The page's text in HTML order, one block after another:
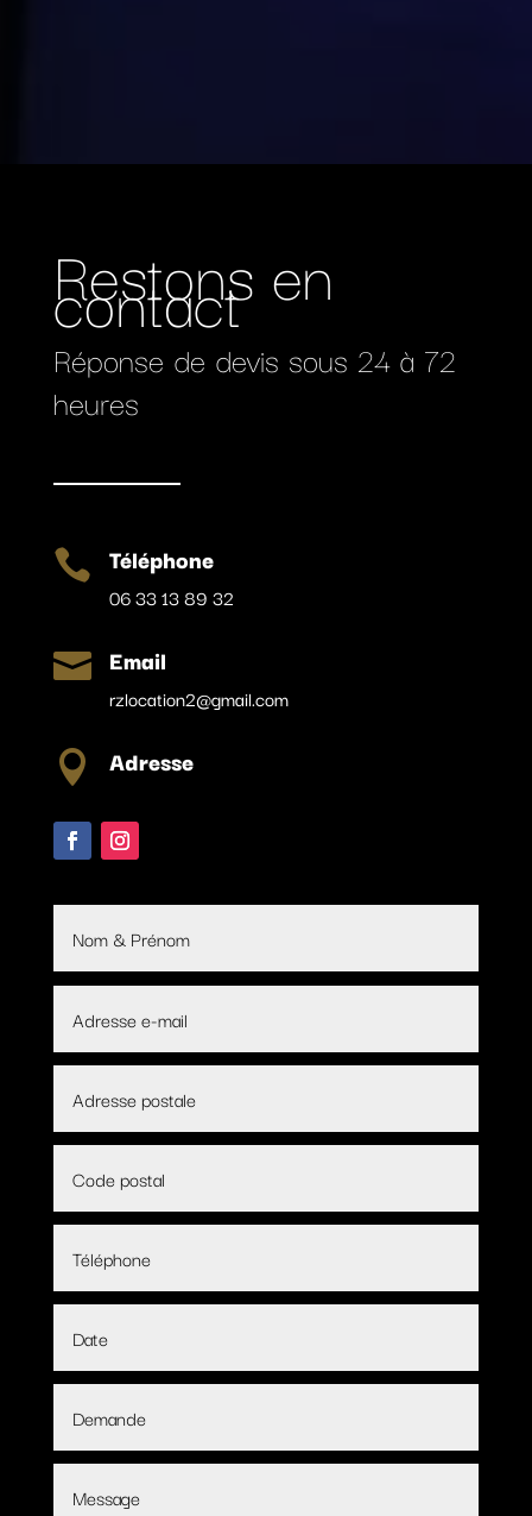
Restons en
contact
Réponse de devis sous 24 à 72
heures
 Téléphone
06 33 13 89 32
 Email
rzlocation2@gmail.com
 Adresse